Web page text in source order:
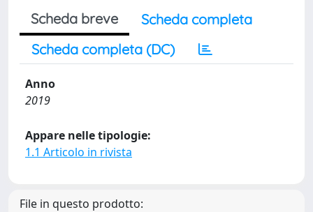
Scheda breve
Scheda completa
Scheda completa (DC)
Anno
2019
Appare nelle tipologie:
1.1 Articolo in rivista
File in questo prodotto: